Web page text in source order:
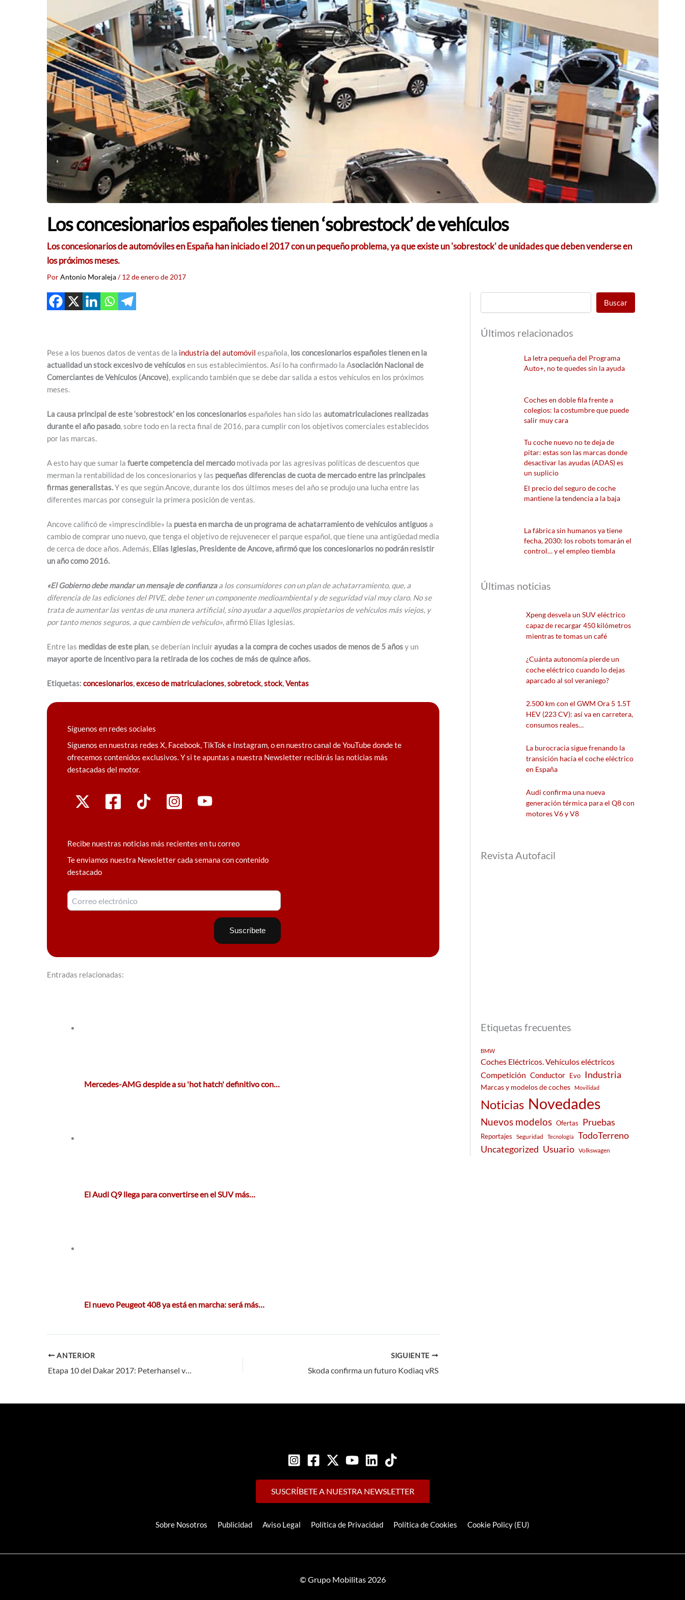
Los concesionarios españoles tienen ‘sobrestock’ de vehículos
Los concesionarios de automóviles en España han iniciado el 2017 con un pequeño problema, ya que existe un 'sobrestock' de unidades que deben venderse en
los próximos meses.
PorAntonio Moraleja/12 de enero de 2017
Pese a los buenos datos de ventas de la industria del automóvil española, los concesionarios españoles tienen en la
actualidad un stock excesivo de vehículosen sus establecimientos. Así lo ha confirmado la Asociación Nacional de
Comerciantes de Vehículos (Ancove) , explicando también que se debe dar salida a estos vehículos en los próximos
meses.
La causa principal de este ‘sobrestock’ en los concesionariosespañoles han sido las automatriculaciones realizadas
durante el año pasado, sobre todo en la recta final de 2016, para cumplir con los objetivos comerciales establecidos
por las marcas.
A esto hay que sumar la fuerte competencia del mercadomotivada por las agresivas políticas de descuentos que
merman la rentabilidad de los concesionarios y las pequeñas diferencias de cuota de mercado entre las principales
firmas generalistas.Y es que según Ancove, durante los dos últimos meses del año se produjo una lucha entre las
diferentes marcas por conseguir la primera posición de ventas.
Ancove calificó de «imprescindible» la puesta en marcha de un programa de achatarramiento de vehículos antiguosa
cambio de comprar uno nuevo, que tenga el objetivo de rejuvenecer el parque español, que tiene una antigüedad media
de cerca de doce años. Además, Elías Iglesias, Presidente de Ancove, afirmó que los concesionarios no podrán resistir
un año como 2016.
«El Gobierno debe mandar un mensaje de confianzaa los consumidores con un plan de achatarramiento, que, a
diferencia de las ediciones del PIVE, debe tener un componente medioambiental y de seguridad vial muy claro. No se
trata de aumentar las ventas de una manera artificial, sino ayudar a aquellos propietarios de vehículos más viejos, y
por tanto menos seguros, a que cambien de vehículo» , afirmó Elías Iglesias.
Entre las medidas de este plan , se deberían incluirayudas a la compra de coches usados de menos de 5 añosy un
mayor aporte de incentivo para la retirada de los coches de más de quince años.
Etiquetas:concesionarios,exceso de matriculaciones,sobretock,stock,Ventas
Síguenos en redes sociales
Síguenos en nuestras redes X, Facebook, TikTok e Instagram, o en nuestro canal de YouTube donde te
ofrecemos contenidos exclusivos. Y si te apuntas a nuestra Newsletter recibirás las noticias más
destacadas del motor.
Recibe nuestras noticias más recientes en tu correo
Te enviamos nuestra Newsletter cada semana con contenido
destacado
Entradas relacionadas:
Mercedes-AMG despide a su 'hot hatch' definitivo con…
El Audi Q9 llega para convertirse en el SUV más…
El nuevo Peugeot 408 ya está en marcha: será más…
ANTERIOR SIGUIENTE
Skoda confirma un futuro Kodiaq vRS
Buscar
Últimos relacionados
La letra pequeña del Programa
Auto+, no te quedes sin la ayuda
Coches en doble fila frente a
colegios: la costumbre que puede
salir muy cara
Tu coche nuevo no te deja de
pitar: estas son las marcas donde
desactivar las ayudas (ADAS) es
un suplicio
El precio del seguro de coche
mantiene la tendencia a la baja
La fábrica sin humanos ya tiene
fecha, 2030: los robots tomarán el
control… y el empleo tiembla
Últimas noticias
Xpeng desvela un SUV eléctrico
capaz de recargar 450 kilómetros
mientras te tomas un café
¿Cuánta autonomía pierde un
coche eléctrico cuando lo dejas
aparcado al sol veraniego?
2.500 km con el GWM Ora 5 1.5T
HEV (223 CV): así va en carretera,
consumos reales…
La burocracia sigue frenando la
transición hacia el coche eléctrico
en España
Audi confirma una nueva
generación térmica para el Q8 con
motores V6 y V8
Revista Autofacil
Etiquetas frecuentes
BMW
Coches Eléctricos. Vehículos eléctricos
Competición Conductor Evo Industria
Marcas y modelos de coches Movilidad
Noticias Novedades
Nuevos modelos Ofertas Pruebas
Reportajes Seguridad Tecnología
TodoTerreno
Uncategorized Usuario Volkswagen
SUSCRÍBETE A NUESTRA NEWSLETTER
Sobre Nosotros Publicidad Aviso Legal Política de Privacidad Política de Cookies Cookie Policy (EU)
© Grupo Mobilitas 2026